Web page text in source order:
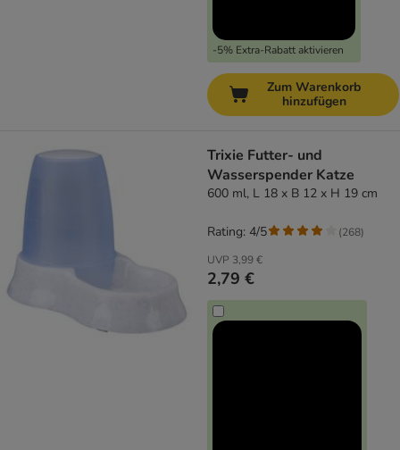
-5% Extra-Rabatt aktivieren
Zum Warenkorb
hinzufügen
Trixie Futter- und
Wasserspender Katze
600 ml, L 18 x B 12 x H 19 cm
UVP 3,99 €
2,79 €
Rating: 4/5 (268)